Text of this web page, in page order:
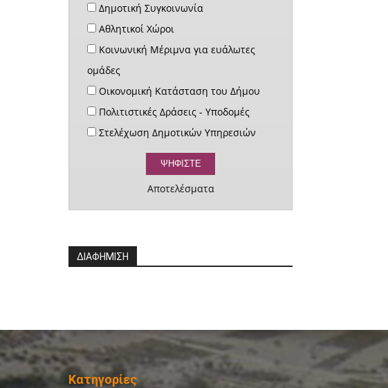
Δημοτική Συγκοινωνία
Αθλητικοί Χώροι
Κοινωνική Μέριμνα για ευάλωτες
ομάδες
Οικονομική Κατάσταση του Δήμου
Πολιτιστικές Δράσεις - Υποδομές
Στελέχωση Δημοτικών Υπηρεσιών
Αποτελέσματα
ΔΙΑΦΗΜΙΣΗ
Κατηγορίες